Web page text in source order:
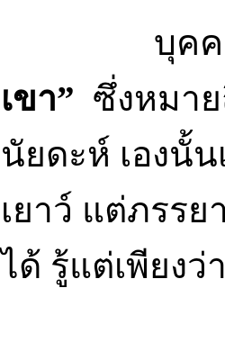
บุคคลที่มี
เขา” ซึ่งหมา
นัยดะห์ เองนั้
เยาว์ แต่ภรร
ได้ รู้แต่เพียงว่